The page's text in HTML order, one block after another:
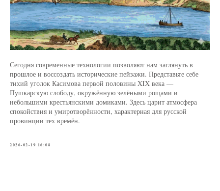
Сегодня современные технологии позволяют нам заглянуть в
прошлое и воссоздать исторические пейзажи. Представьте себе
тихий уголок Касимова первой половины XIX века —
Пушкарскую слободу, окружённую зелёными рощами и
небольшими крестьянскими домиками. Здесь царит атмосфера
спокойствия и умиротворённости, характерная для русской
провинции тех времён.
2026-02-19 16:08